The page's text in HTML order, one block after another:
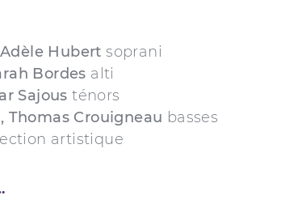
Hubert soprani
Bordes alti
Sajous ténors
Crouigneau basses
artistique